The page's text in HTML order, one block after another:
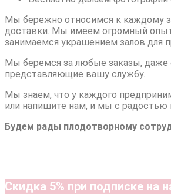
Мы бережно относимся к каждому
доставки. Мы имеем огромный
занимаемся украшением залов для
Мы беремся за любые заказы, даже
представляющие вашу службу.
Мы знаем, что у каждого
или напишите нам, и мы с радостью
Будем рады плодотворному
Скидка 5% при подписке на